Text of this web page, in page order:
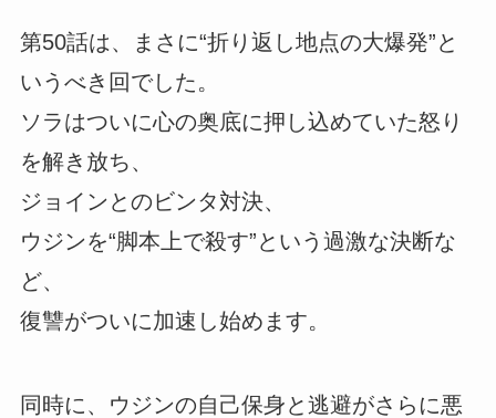
第50話は、まさに“折り返し地点の大爆発”と
いうべき回でした。
ソラはついに心の奥底に押し込めていた怒り
を解き放ち、
ジョインとのビンタ対決、
ウジンを“脚本上で殺す”という過激な決断な
ど、
復讐がついに加速し始めます。
同時に、ウジンの自己保身と逃避がさらに悪